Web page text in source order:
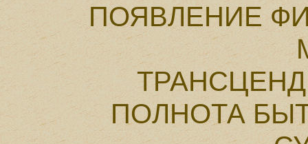
ПОЯВЛЕНИЕ
ПОЛНОТА